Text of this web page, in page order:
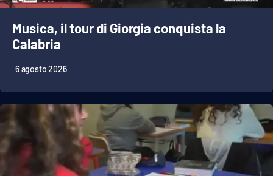
LAC
NETWORK
Lacplay.it
Lactv.it
Laconair.it
Lacitymag.it
Musica, il tour di Giorgia conquista la
Calabria
6 agosto 2026